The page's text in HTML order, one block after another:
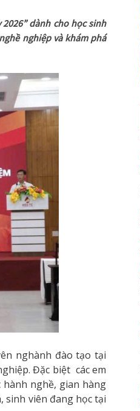
dành cho học sinh
nghiệp và khám phá
nghành đào tạo tại
Đặc biệt các em
nghề, gian hàng
sinh viên đang học tại